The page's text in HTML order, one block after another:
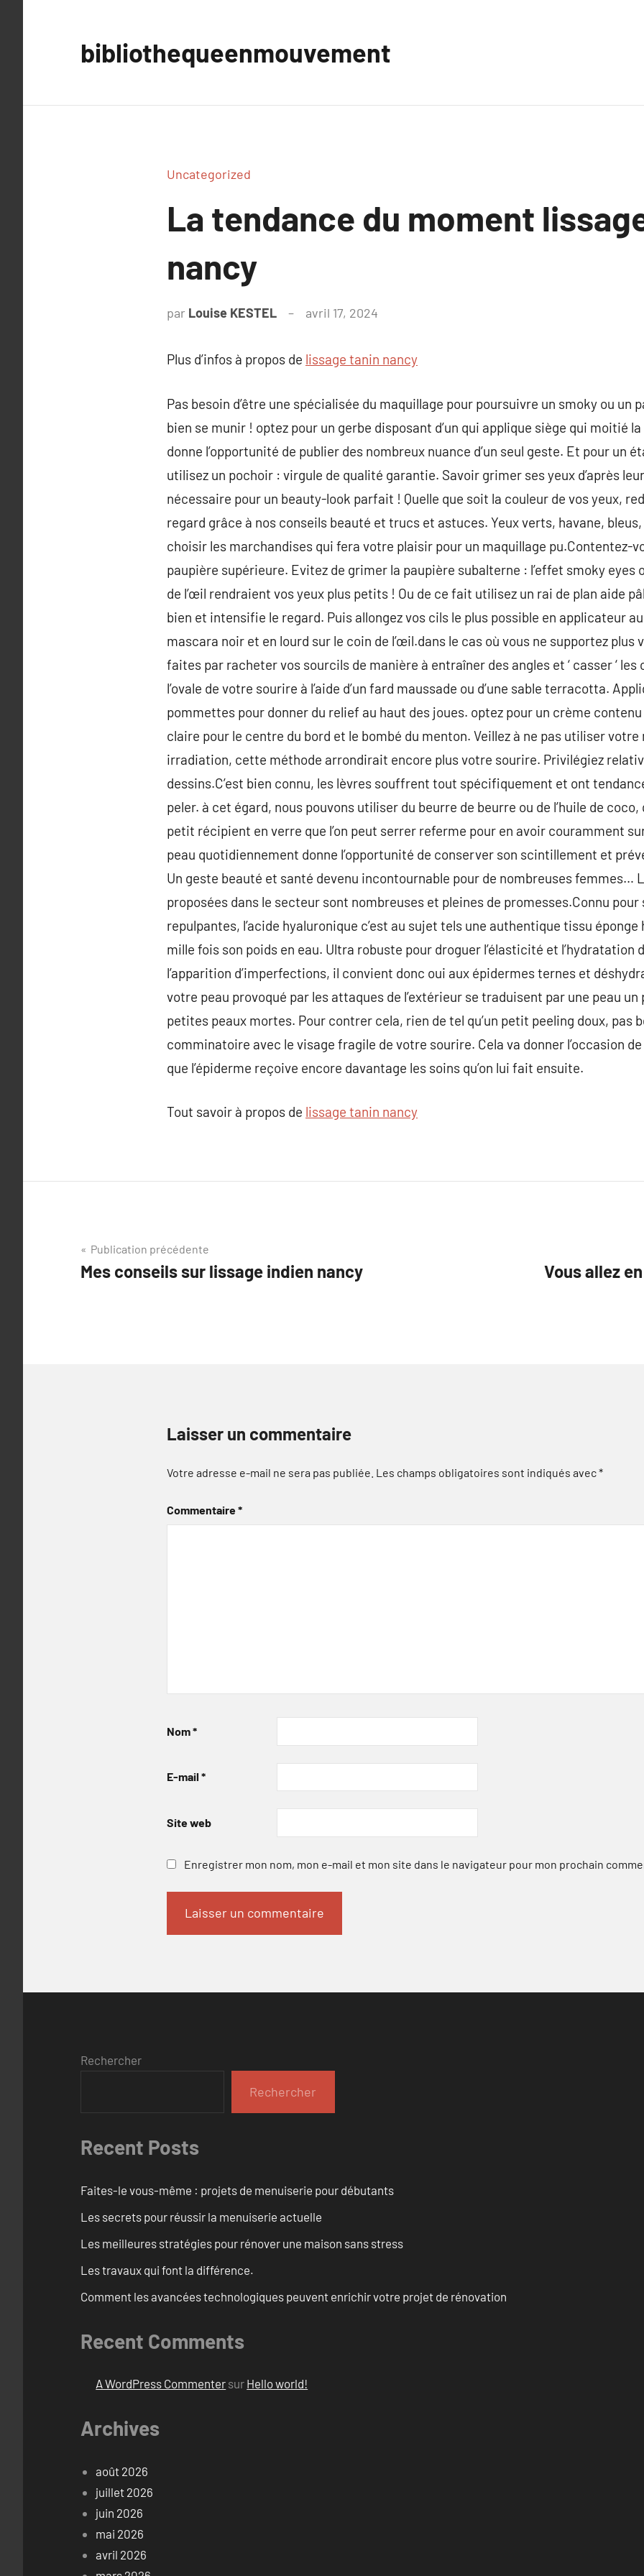
bibliothequeenmouvement
Uncategorized
La tendance du moment
nancy
par Louise KESTEL avril 17, 2024
Plus d’infos à propos de lissage tanin nancy
Pas besoin d’être une spécialisée du maquillage pour poursuivre un smoky ou un
bien se munir ! optez pour un gerbe disposant d’un qui applique siège qui moitié
donne l’opportunité de publier des nombreux nuance d’un seul geste. Et pour un
utilisez un pochoir : virgule de qualité garantie. Savoir grimer ses yeux d’après
nécessaire pour un beauty-look parfait ! Quelle que soit la couleur de vos yeux,
regard grâce à nos conseils beauté et trucs et astuces. Yeux verts, havane,
choisir les marchandises qui fera votre plaisir pour un maquillage pu.Contentez-
paupière supérieure. Evitez de grimer la paupière subalterne : l’effet smoky eyes
de l’œil rendraient vos yeux plus petits ! Ou de ce fait utilisez un rai de plan aide
bien et intensifie le regard. Puis allongez vos cils le plus possible en applicateur
mascara noir et en lourd sur le coin de l’œil.dans le cas où vous ne supportez
faites par racheter vos sourcils de manière à entraîner des angles et ‘ casser ‘
l’ovale de votre sourire à l’aide d’un fard maussade ou d’une sable terracotta.
pommettes pour donner du relief au haut des joues. optez pour un crème
claire pour le centre du bord et le bombé du menton. Veillez à ne pas utiliser votre
irradiation, cette méthode arrondirait encore plus votre sourire. Privilégiez
dessins.C’est bien connu, les lèvres souffrent tout spécifiquement et ont
peler. à cet égard, nous pouvons utiliser du beurre de beurre ou de l’huile de coco,
petit récipient en verre que l’on peut serrer referme pour en avoir couramment
peau quotidiennement donne l’opportunité de conserver son scintillement et
Un geste beauté et santé devenu incontournable pour de nombreuses femmes…
proposées dans le secteur sont nombreuses et pleines de promesses.Connu
repulpantes, l’acide hyaluronique c’est au sujet tels une authentique tissu
mille fois son poids en eau. Ultra robuste pour droguer l’élasticité et l’hydratation
l’apparition d’imperfections, il convient donc oui aux épidermes ternes et
votre peau provoqué par les attaques de l’extérieur se traduisent par une peau
petites peaux mortes. Pour contrer cela, rien de tel qu’un petit peeling doux, pas
comminatoire avec le visage fragile de votre sourire. Cela va donner l’occasion
que l’épiderme reçoive encore davantage les soins qu’on lui fait ensuite.
Tout savoir à propos de lissage tanin nancy
Navigation
de
Publication précédente
Mes conseils sur lissage indien nancy
Vous allez
Laisser un commentaire
Votre adresse e-mail ne sera pas publiée. Les champs obligatoires sont indiqués avec*
Commentaire*
Nom*
E-mail *
Site web
Enregistrer mon nom, mon e-mail et mon site dans le navigateur pour mon prochain
Rechercher
Rechercher
Recent Posts
Faites-le vous-même : projets de menuiserie pour débutants
Les secrets pour réussir la menuiserie actuelle
Les meilleures stratégies pour rénover une maison sans stress
Les travaux qui font la différence.
Comment les avancées technologiques peuvent enrichir votre projet de rénovation
Recent Comments
A WordPress Commenter sur Hello world!
Archives
août 2026
juillet 2026
juin 2026
mai 2026
avril 2026